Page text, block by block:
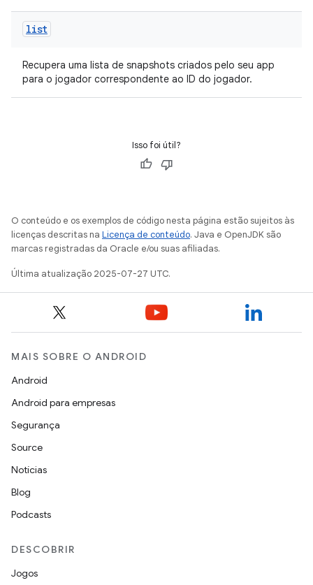
list
Recupera uma lista de snapshots criados pelo seu app
para o jogador correspondente ao ID do jogador.
Isso foi útil?
O conteúdo e os exemplos de código nesta página estão sujeitos às
licenças descritas na Licença de conteúdo. Java e OpenJDK são
marcas registradas da Oracle e/ou suas afiliadas.
Última atualização 2025-07-27 UTC.
MAIS SOBRE O ANDROID
Android
Android para empresas
Segurança
Source
Notícias
Blog
Podcasts
DESCOBRIR
Jogos